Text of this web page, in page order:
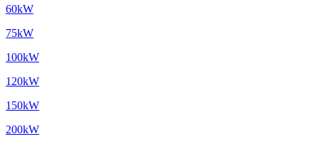
60kW
75kW
100kW
120kW
150kW
200kW